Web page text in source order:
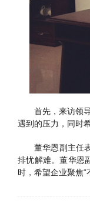
首先，来访领导
遇到的压力，同时
董华恩副主任表
排忧解难。董华恩
时，希望企业聚焦